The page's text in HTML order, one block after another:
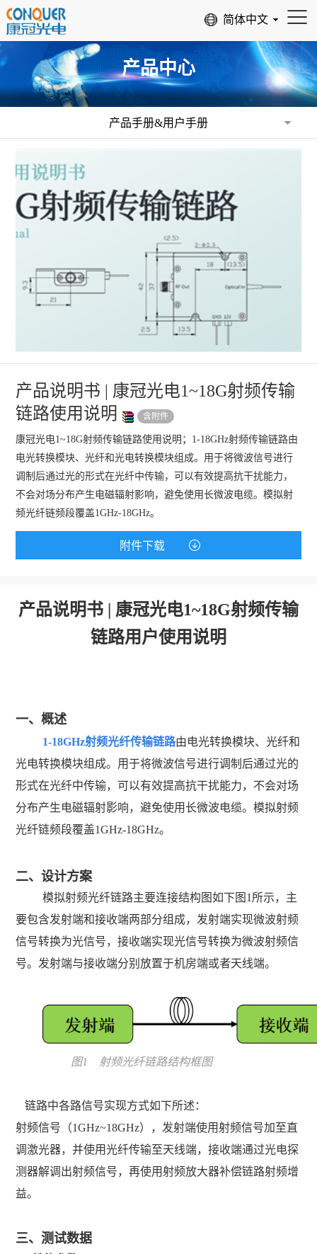
产品中心
产品手册&用户手册
产品说明书 | 康冠光电1~18G射频传输
链路使用说明
含附件
康冠光电1~18G射频传输链路使用说明；1-18GHz射频传输链路由
电光转换模块、光纤和光电转换模块组成。用于将微波信号进行
调制后通过光的形式在光纤中传输，可以有效提高抗干扰能力，
不会对场分布产生电磁辐射影响，避免使用长微波电缆。模拟射
频光纤链频段覆盖1GHz-18GHz。
附件下载
产品说明书 | 康冠光电1~18G射频传输
链路用户使用说明
一、概述
1-18GHz射频光纤传输链路由电光转换模块、光纤和
光电转换模块组成。用于将微波信号进行调制后通过光的
形式在光纤中传输，可以有效提高抗干扰能力，不会对场
分布产生电磁辐射影响，避免使用长微波电缆。模拟射频
光纤链频段覆盖1GHz-18GHz。
二、设计方案
模拟射频光纤链路主要连接结构图如下图 1 所示，主
要包含发射端和接收端两部分组成，发射端实现微波射频
信号转换为光信号，接收端实现光信号转换为微波射频信
号。发射端与接收端分别放置于机房端或者天线端。
图1 射频光纤链路结构框图
中各路信号实现方式如下所述：
射频信号（1GHz~18GHz），发射端使用射频信号加至直
调激光器，并使用光纤传输至天线端，接收端通过光电探
测器解调出射频信号，再使用射频放大器补偿链路射频增
益。
三、测试数据